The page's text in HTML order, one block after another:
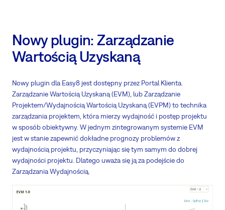
Nowy plugin: Zarządzanie
Wartością Uzyskaną
Nowy plugin dla Easy8 jest dostępny przez Portal Klienta.
Zarządzanie Wartością Uzyskaną (EVM), lub Zarządzanie
Projektem/Wydajnością Wartością Uzyskaną (EVPM) to technika
zarządzania projektem, która mierzy wydajność i postęp projektu
w sposób obiektywny. W jednym zintegrowanym systemie EVM
jest w stanie zapewnić dokładne prognozy problemów z
wydajnością projektu, przyczyniając się tym samym do dobrej
wydajności projektu. Dlatego uważa się ją za podejście do
Zarządzania Wydajnością.